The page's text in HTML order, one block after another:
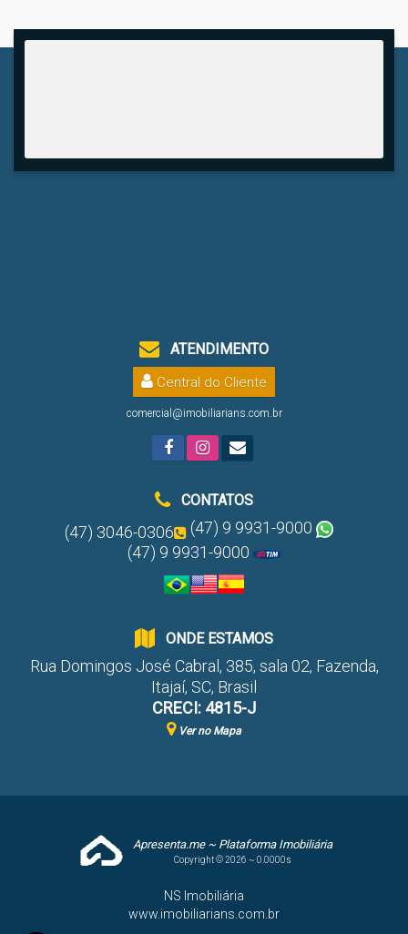
ATENDIMENTO
Central do Cliente
comercial@imobiliarians.com.br
CONTATOS
(47) 3046-0306
(47) 9 9931-9000
(47) 9 9931-9000
ONDE ESTAMOS
Rua Domingos José Cabral, 385, sala 02, Fazenda,
Itajaí, SC, Brasil
CRECI: 4815-J
Ver no Mapa
Apresenta.me ~ Plataforma Imobiliária
Copyright © 2026 ~ 0.0000s
NS Imobiliária
www.imobiliarians.com.br